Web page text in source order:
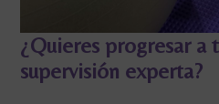
¿Quieres progresar a
supervisión experta?